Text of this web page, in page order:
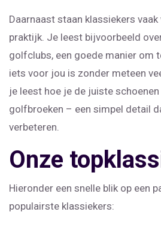
Daarnaast staan klassiekers
praktijk. Je leest bijvoorbeeld
golfclubs, een goede manier om
iets voor jou is zonder meteen
je leest hoe je de juiste
golfbroeken – een simpel detail
verbeteren.
Onze
Hieronder een snelle blik op een
populairste klassiekers: